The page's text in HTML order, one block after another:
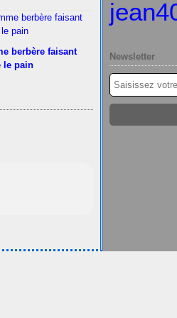
berbère faisant
le pain
Newsletter